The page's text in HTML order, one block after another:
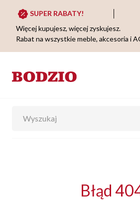
SUPER RABATY!
Więcej kupujesz, więcej zyskujesz.
Rabat na wszystkie meble, akcesoria i
Błąd